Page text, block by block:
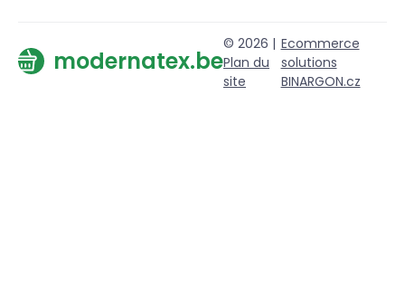
modernatex.be
© 2026 |
Plan du
site
Ecommerce
solutions
BINARGON.cz